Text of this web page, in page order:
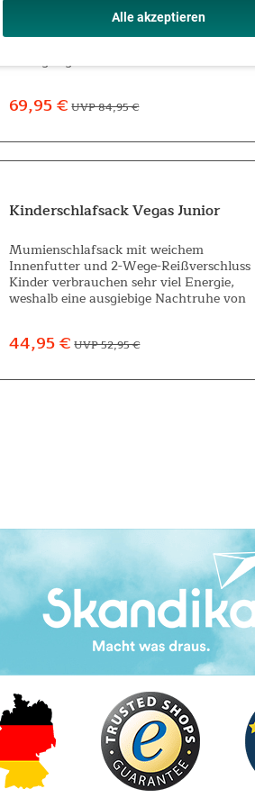
Deckenschlafsack Dundee Der Dundee ist
unser Top-Schlafsack in Deckenform und
perfekt für alle, die nachts ihre
69,95 € UVP 84,95 €
Kinderschlafsack Vegas Junior
Mumienschlafsack mit weichem
Innenfutter und 2-Wege-Reißverschluss
Kinder verbrauchen sehr viel Energie,
weshalb eine ausgiebige Nachtruhe von
Schlafsack – Unser...
44,95 € UVP 52,95 €
Alle akzeptieren